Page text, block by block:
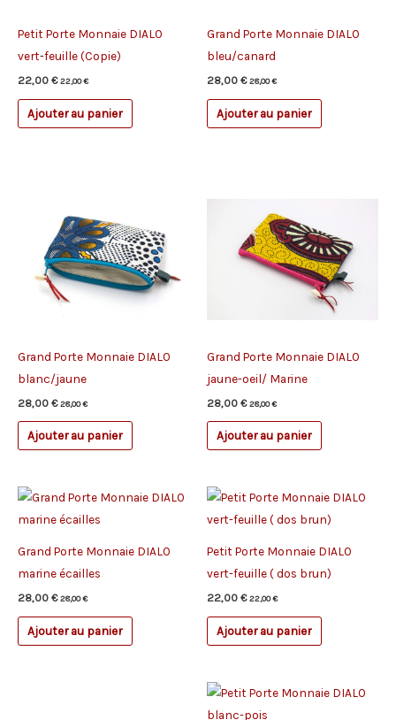
Petit Porte Monnaie DIALO
vert-feuille (Copie)
22,00 € 22,00€
Ajouter au panier
Grand Porte Monnaie DIALO
bleu/canard
28,00 € 28,00€
Ajouter au panier
Grand Porte Monnaie DIALO
blanc/jaune
28,00 € 28,00€
Ajouter au panier
Grand Porte Monnaie DIALO
jaune-oeil/ Marine
28,00 € 28,00€
Ajouter au panier
Grand Porte Monnaie DIALO
marine écailles
28,00 € 28,00€
Ajouter au panier
Petit Porte Monnaie DIALO
vert-feuille ( dos brun)
22,00 € 22,00€
Ajouter au panier